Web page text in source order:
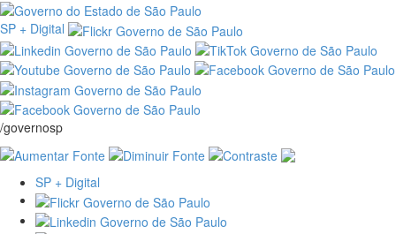
SP + Digital
/governosp
SP + Digital